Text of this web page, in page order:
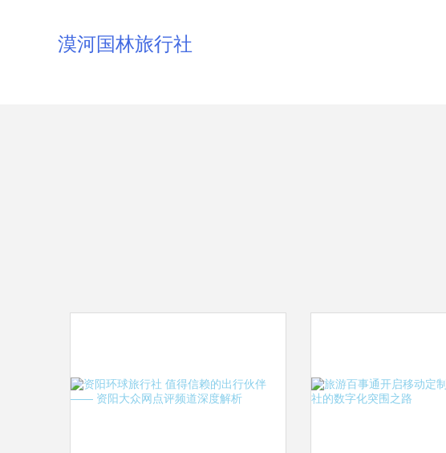
漠河国林旅行社